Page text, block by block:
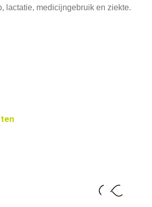
lactatie, medicijngebruik en ziekte.